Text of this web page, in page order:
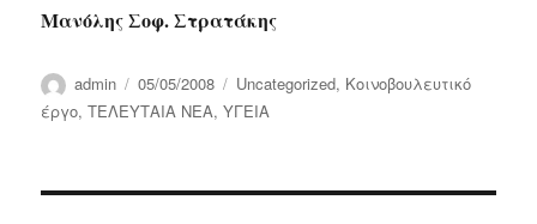
Μανόλης Σοφ. Στρατάκης
Author
admin
Posted
on
05/05/2008 Categories
Uncategorized, Κοινοβουλευτικό
έργο,ΤΕΛΕΥΤΑΙΑ ΝΕΑ,ΥΓΕΙΑ